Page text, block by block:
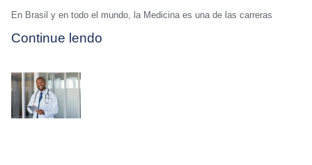
En Brasil y en todo el mundo, la Medicina es una de las carreras
Continue lendo